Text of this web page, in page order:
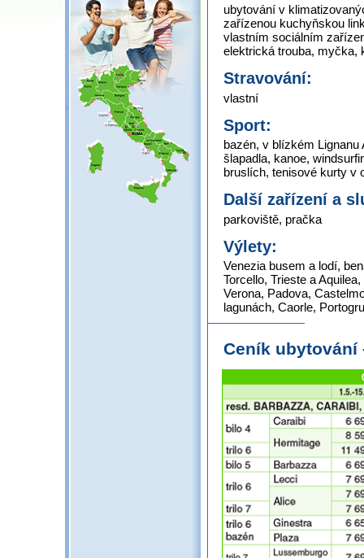
ubytování v
zařízenou kuchyňskou
vlastním sociálním
elektrická trouba, myčka,
Stravování:
vlastní
Sport:
bazén, v blízkém Lignanu
šlapadla, kanoe,
bruslích, tenisové kurty v
Další zařízení a
parkoviště, pračka
Výlety:
Venezia busem a lodí,
Torcello, Trieste a
Verona, Padova,
lagunách, Caorle,
Ceník